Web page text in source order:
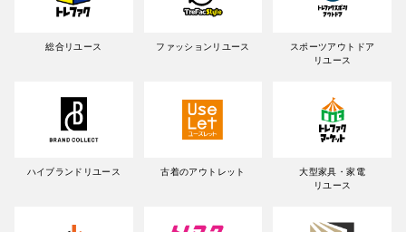
総合リユース ファッションリユース
スポーツアウトドア
リユース
ハイブランドリユース 古着のアウトレット
大型家具・家電
リユース